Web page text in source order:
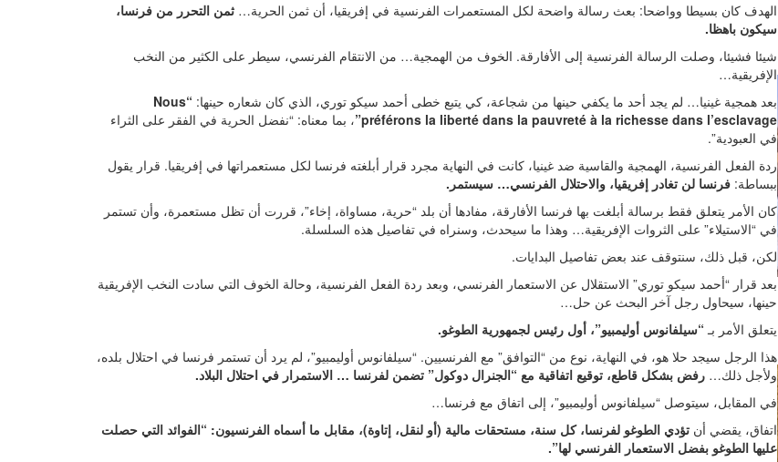
الهدف كان بسيطا وواضحا: بعث رسالة واضحة لكل المستعمرات الفرنسية في إفريقيا، أن ثمن الحرية… ثمن التحرر من فرنسا،
سيكون باهظا.
شيئا فشيئا، وصلت الرسالة الفرنسية إلى الأفارقة. الخوف من الهمجية… من الانتقام الفرنسي، سيطر على الكثير من النخب
الإفريقية…
بعد همجية غينيا… لم يجد أحد ما يكفي حينها من شجاعة، كي يتبع خطى أحمد سيكو توري، الذي كان شعاره حينها: “Nous
préférons la liberté dans la pauvreté à la richesse dans l’esclavage” ، بما معناه: “نفضل الحرية في الفقر على الثراء
في العبودية”.
ردة الفعل الفرنسية، الهمجية والقاسية ضد غينيا، كانت في النهاية مجرد قرار أبلغته فرنسا لكل مستعمراتها في إفريقيا. قرار يقول
ببساطة: فرنسا لن تغادر إفريقيا، والاحتلال الفرنسي… سيستمر.
كان الأمر يتعلق فقط برسالة أبلغت بها فرنسا الأفارقة، مفادها أن بلد “حرية، مساواة، إخاء”، قررت أن تظل مستعمرة، وأن تستمر
في “الاستيلاء” على الثروات الإفريقية… وهذا ما سيحدث، وسنراه في تفاصيل هذه السلسلة.
لكن، قبل ذلك، سنتوقف عند بعض تفاصيل البدايات.
بعد قرار “أحمد سيكو توري” الاستقلال عن الاستعمار الفرنسي، وبعد ردة الفعل الفرنسية، وحالة الخوف التي سادت النخب الإفريقية
حينها، سيحاول رجل آخر البحث عن حل…
يتعلق الأمر بـ “سيلفانوس أوليمبيو”، أول رئيس لجمهورية الطوغو.
هذا الرجل سيجد حلا هو، في النهاية، نوع من “التوافق” مع الفرنسيين. “سيلفانوس أوليمبيو”، لم يرد أن تستمر فرنسا في احتلال بلده،
ولأجل ذلك… رفض بشكل قاطع، توقيع اتفاقية مع “الجنرال دوكول” تضمن لفرنسا … الاستمرار في احتلال البلاد.
في المقابل، سيتوصل “سيلفانوس أوليمبيو”، إلى اتفاق مع فرنسا…
اتفاق، يقضي أن تؤدي الطوغو لفرنسا، كل سنة، مستحقات مالية (أو لنقل، إتاوة)، مقابل ما أسماه الفرنسيون: “الفوائد التي حصلت
عليها الطوغو بفضل الاستعمار الفرنسي لها”.